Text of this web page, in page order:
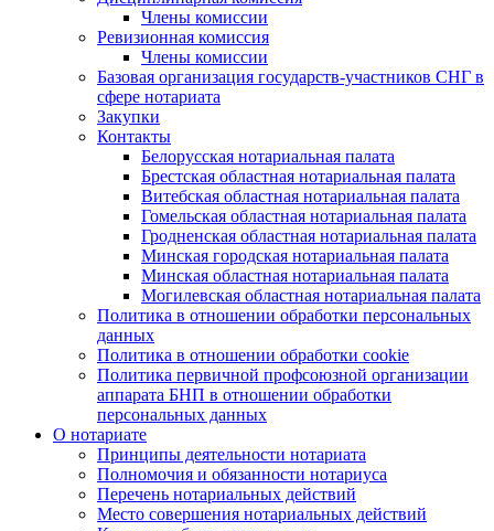
Члены комиссии
Ревизионная комиссия
Члены комиссии
Базовая организация государств-участников СНГ в
сфере нотариата
Закупки
Контакты
Белорусская нотариальная палата
Брестская областная нотариальная палата
Витебская областная нотариальная палата
Гомельская областная нотариальная палата
Гродненская областная нотариальная палата
Минская городская нотариальная палата
Минская областная нотариальная палата
Могилевская областная нотариальная палата
Политика в отношении обработки персональных
данных
Политика в отношении обработки cookie
Политика первичной профсоюзной организации
аппарата БНП в отношении обработки
персональных данных
О нотариате
Принципы деятельности нотариата
Полномочия и обязанности нотариуса
Перечень нотариальных действий
Место совершения нотариальных действий